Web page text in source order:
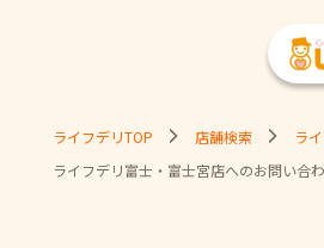
ライフデリTOP 店舗検索
ラ
ライフデリ富士・富士宮店へのお問い合